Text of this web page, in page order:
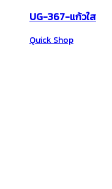
UG-367-แก้วใส
Quick Shop